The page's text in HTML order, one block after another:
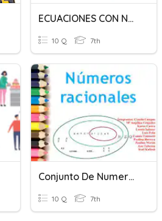
ECUACIONES CON NÚMEROS RACIONALES
10 Q 7th
Conjunto De Numeros Racionales Y Expresiones Aritmeticas
10 Q 7th